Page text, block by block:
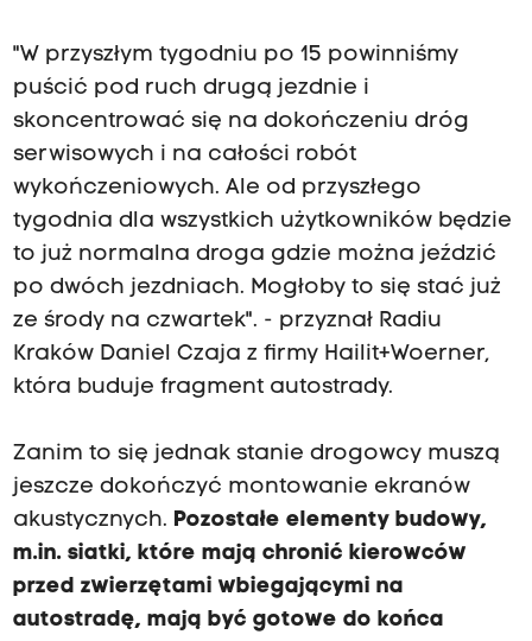
"W przyszłym tygodniu po 15 powinniśmy
puścić pod ruch drugą jezdnie i
skoncentrować się na dokończeniu dróg
serwisowych i na całości robót
wykończeniowych. Ale od przyszłego
tygodnia dla wszystkich użytkowników będzie
to już normalna droga gdzie można jeździć
po dwóch jezdniach. Mogłoby to się stać już
ze środy na czwartek". - przyznał Radiu
Kraków Daniel Czaja z firmy Hailit+Woerner,
która buduje fragment autostrady.
Zanim to się jednak stanie drogowcy muszą
jeszcze dokończyć montowanie ekranów
akustycznych. Pozostałe elementy budowy,
m.in. siatki, które mają chronić kierowców
przed zwierzętami wbiegającymi na
autostradę, mają być gotowe do końca